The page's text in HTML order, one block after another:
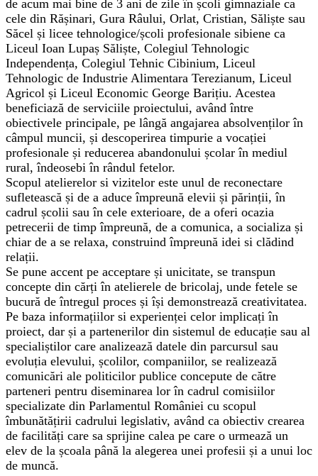
de acum mai bine de 3 ani de zile în școli gimnaziale ca
cele din Rășinari, Gura Râului, Orlat, Cristian, Săliște sau
Săcel și licee tehnologice/școli profesionale sibiene ca
Liceul Ioan Lupaș Săliște, Colegiul Tehnologic
Independența, Colegiul Tehnic Cibinium, Liceul
Tehnologic de Industrie Alimentara Terezianum, Liceul
Agricol și Liceul Economic George Barițiu. Acestea
beneficiază de serviciile proiectului, având între
obiectivele principale, pe lângă angajarea absolvenților în
câmpul muncii, și descoperirea timpurie a vocației
profesionale și reducerea abandonului școlar în mediul
rural, îndeosebi în rândul fetelor.
Scopul atelierelor si vizitelor este unul de reconectare
sufletească și de a aduce împreună elevii și părinții, în
cadrul școlii sau în cele exterioare, de a oferi ocazia
petrecerii de timp împreună, de a comunica, a socializa și
chiar de a se relaxa, construind împreună idei si clădind
relații.
Se pune accent pe acceptare și unicitate, se transpun
concepte din cărți în atelierele de bricolaj, unde fetele se
bucură de întregul proces și își demonstrează creativitatea.
Pe baza informațiilor si experienței celor implicați în
proiect, dar și a partenerilor din sistemul de educație sau al
specialiștilor care analizează datele din parcursul sau
evoluția elevului, școlilor, companiilor, se realizează
comunicări ale politicilor publice concepute de către
parteneri pentru diseminarea lor în cadrul comisiilor
specializate din Parlamentul României cu scopul
îmbunătățirii cadrului legislativ, având ca obiectiv crearea
de facilități care sa sprijine calea pe care o urmează un
elev de la școala până la alegerea unei profesii și a unui loc
de muncă.